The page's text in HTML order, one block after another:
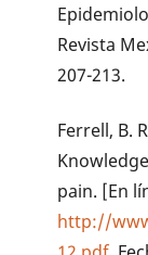
Revista
207-213.
Ferrell, B.
pain. [En
http://